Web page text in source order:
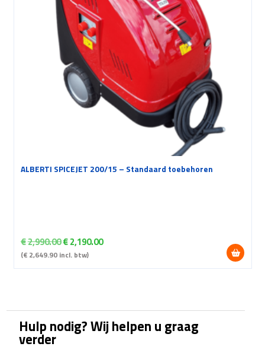
ALBERTI SPICEJET 200/15 – Standaard toebehoren
€2,990.00Oorspronkelijke
prijs
was:
€2,190.00Huidige
is:
(€ 2,649.90 incl. btw)
Hulp nodig? Wij helpen u graag
verder